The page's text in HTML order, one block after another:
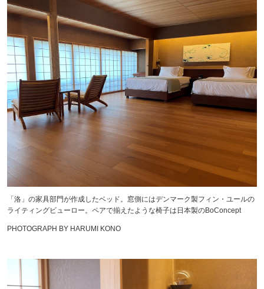
「洛」の家具部門が作成したベッド。窓側にはデンマーク製フィン・ユールの
ライティングビューロー。ペアで揃えたような椅子は日本製のBoConcept
PHOTOGRAPH BY HARUMI KONO